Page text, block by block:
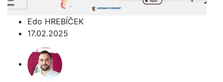
Edo HREBÍČEK
17.02.2025